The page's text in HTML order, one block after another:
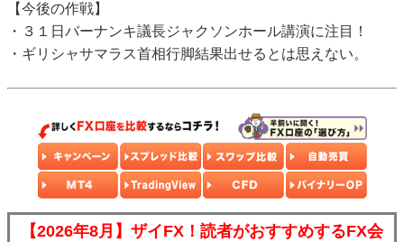
【今後の作戦】
・３１日バーナンキ議長ジャクソンホール講演に注目！
・ギリシャサマラス首相行脚結果出せるとは思えない。
【2026年8月】ザイFX！読者がおすすめするFX会